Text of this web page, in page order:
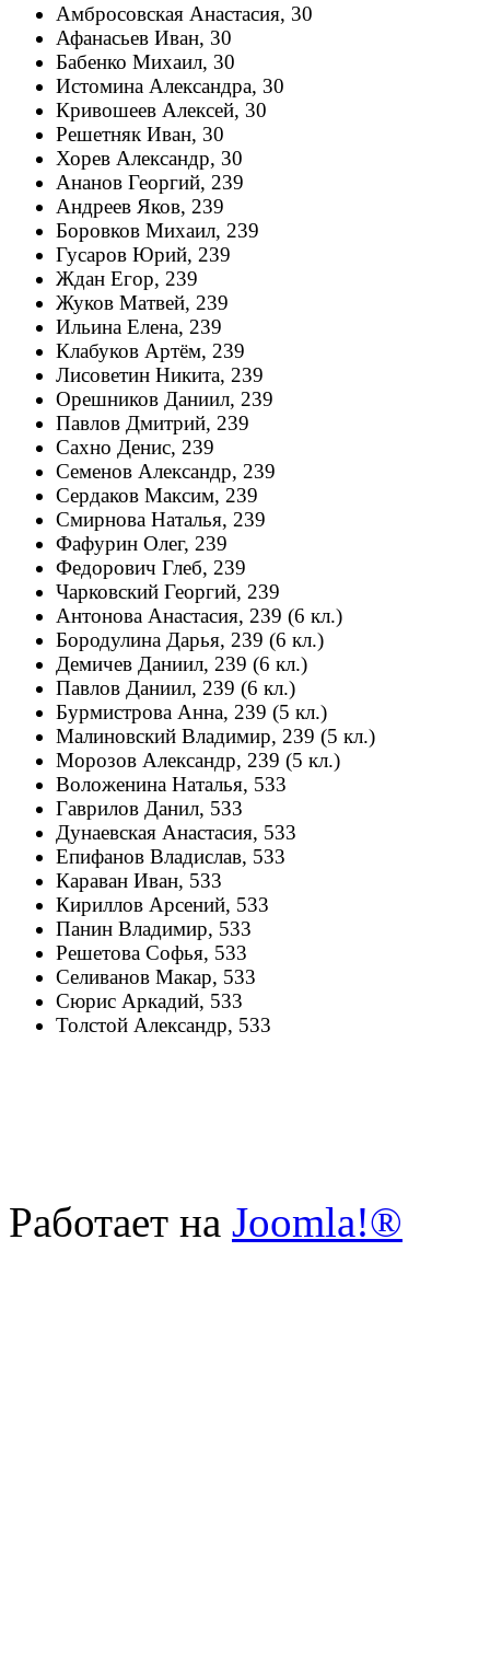
Амбросовская Анастасия, 30
Афанасьев Иван, 30
Бабенко Михаил, 30
Истомина Александра, 30
Кривошеев Алексей, 30
Решетняк Иван, 30
Хорев Александр, 30
Ананов Георгий, 239
Андреев Яков, 239
Боровков Михаил, 239
Гусаров Юрий, 239
Ждан Егор, 239
Жуков Матвей, 239
Ильина Елена, 239
Клабуков Артём, 239
Лисоветин Никита, 239
Орешников Даниил, 239
Павлов Дмитрий, 239
Сахно Денис, 239
Семенов Александр, 239
Сердаков Максим, 239
Смирнова Наталья, 239
Фафурин Олег, 239
Федорович Глеб, 239
Чарковский Георгий, 239
Антонова Анастасия, 239 (6 кл.)
Бородулина Дарья, 239 (6 кл.)
Демичев Даниил, 239 (6 кл.)
Павлов Даниил, 239 (6 кл.)
Бурмистрова Анна, 239 (5 кл.)
Малиновский Владимир, 239 (5 кл.)
Морозов Александр, 239 (5 кл.)
Воложенина Наталья, 533
Гаврилов Данил, 533
Дунаевская Анастасия, 533
Епифанов Владислав, 533
Караван Иван, 533
Кириллов Арсений, 533
Панин Владимир, 533
Решетова Софья, 533
Селиванов Макар, 533
Сюрис Аркадий, 533
Толстой Александр, 533
Работает на Joomla!®